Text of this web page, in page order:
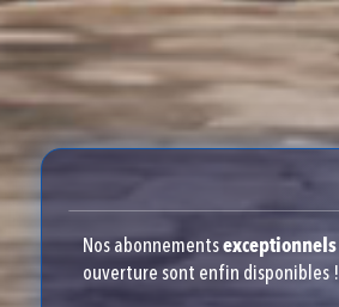
Nos abonnementsexceptionnels
ouverture sont enfin disponibles !